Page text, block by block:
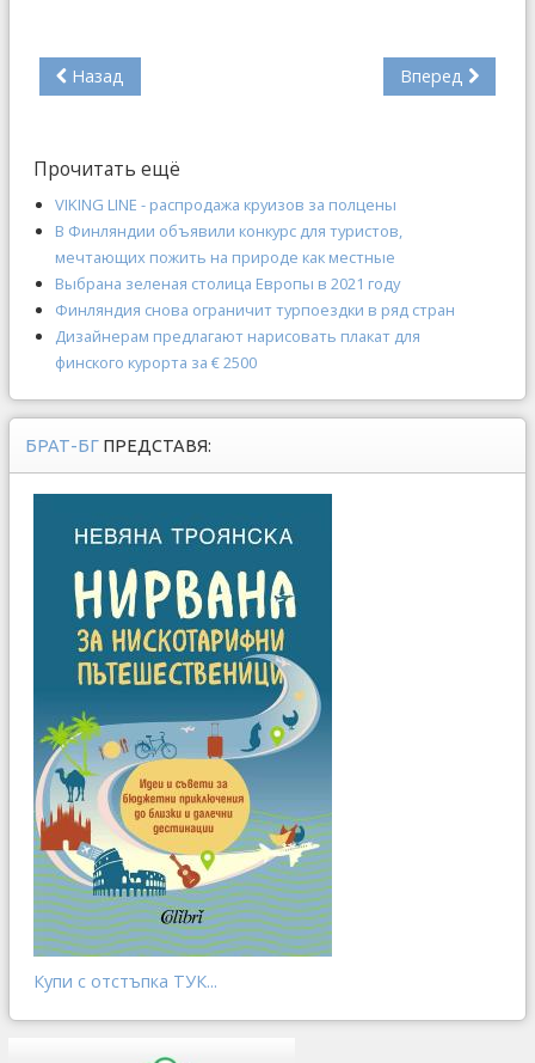
Назад Вперед
Прочитать ещё
VIKING LINE - распродажа круизов за полцены
В Финляндии объявили конкурс для туристов,
мечтающих пожить на природе как местные
Выбрана зеленая столица Европы в 2021 году
Финляндия снова ограничит турпоездки в ряд стран
Дизайнерам предлагают нарисовать плакат для
финского курорта за € 2500
БРАТ-БГ ПРЕДСТАВЯ:
Купи с отстъпка ТУК...